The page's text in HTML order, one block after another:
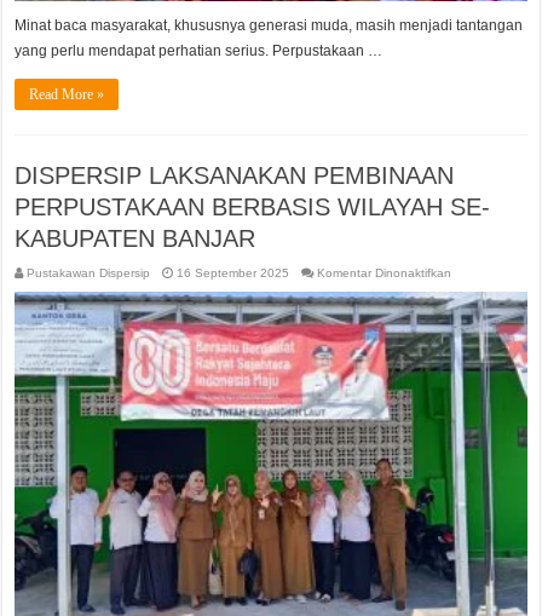
Minat baca masyarakat, khususnya generasi muda, masih menjadi tantangan
yang perlu mendapat perhatian serius. Perpustakaan …
Read More »
DISPERSIP LAKSANAKAN PEMBINAAN
PERPUSTAKAAN BERBASIS WILAYAH SE-
KABUPATEN BANJAR
Pustakawan Dispersip 16 September 2025 Komentar Dinonaktifkan
LAKSANAKAN
PEMBINAAN
BERBASIS
WILAYAH
SE-
KABUPATEN
BANJAR